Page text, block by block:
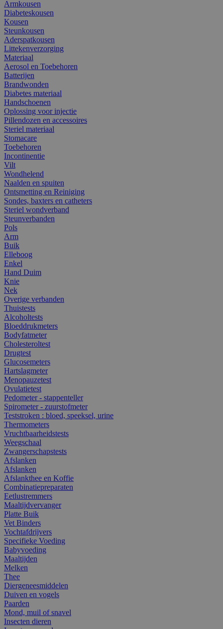
Armkousen
Diabeteskousen
Kousen
Steunkousen
Aderspatkousen
Littekenverzorging
Materiaal
Aerosol en Toebehoren
Batterijen
Brandwonden
Diabetes materiaal
Handschoenen
Oplossing voor injectie
Pillendozen en accessoires
Steriel materiaal
Stomacare
Toebehoren
Incontinentie
Vilt
Wondhelend
Naalden en spuiten
Ontsmetting en Reiniging
Sondes, baxters en catheters
Steriel wondverband
Steunverbanden
Pols
Arm
Buik
Elleboog
Enkel
Hand Duim
Knie
Nek
Overige verbanden
Thuistests
Alcoholtests
Bloeddrukmeters
Bodyfatmeter
Cholesteroltest
Drugtest
Glucosemeters
Hartslagmeter
Menopauzetest
Ovulatietest
Pedometer - stappenteller
Spirometer - zuurstofmeter
Teststroken : bloed, speeksel, urine
Thermometers
Vruchtbaarheidstests
Weegschaal
Zwangerschapstests
Afslanken
Afslanken
Afslankthee en Koffie
Combinatiepreparaten
Eetlustremmers
Maaltijdvervanger
Platte Buik
Vet Binders
Vochtafdrijvers
Specifieke Voeding
Babyvoeding
Maaltijden
Melken
Thee
Diergeneesmiddelen
Duiven en vogels
Paarden
Mond, muil of snavel
Insecten dieren